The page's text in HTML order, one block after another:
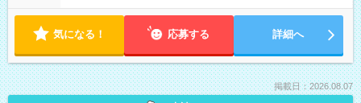
気になる！ 応募する 詳細へ
掲載日：2026.08.07